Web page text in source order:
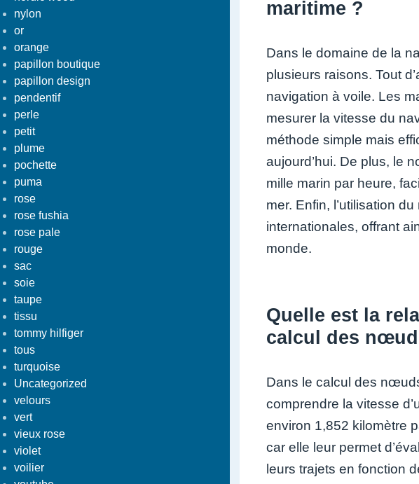
nylon
or
orange
papillon boutique
papillon design
pendentif
perle
petit
plume
pochette
puma
rose
rose fushia
rose pale
rouge
sac
soie
taupe
tissu
tommy hilfiger
tous
turquoise
Uncategorized
velours
vert
vieux rose
violet
voilier
maritime ?
Dans le domaine de la
plusieurs raisons. Tout
navigation à voile. Les
mesurer la vitesse du
méthode simple mais
aujourd’hui. De plus, le
mille marin par heure,
mer. Enfin, l’utilisation
internationales, offrant
monde.
Quelle est la
calcul des
Dans le calcul des
comprendre la vitesse
environ 1,852 kilomètre
car elle leur permet
leurs trajets en fonction